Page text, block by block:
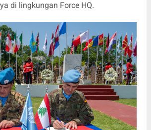
di lingkungan Force HQ.